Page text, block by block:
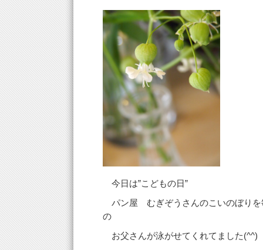
今日は”こどもの日”
パン屋 むぎぞうさんのこいのぼりを
の
お父さんが泳がせてくれてました(^^)